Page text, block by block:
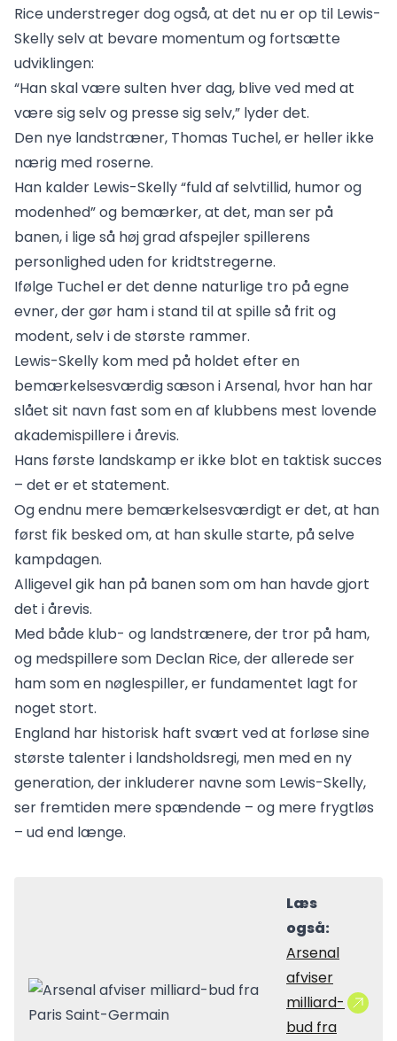
Rice understreger dog også, at det nu er op til Lewis-
Skelly selv at bevare momentum og fortsætte
udviklingen:
“Han skal være sulten hver dag, blive ved med at
være sig selv og presse sig selv,” lyder det.
Den nye landstræner, Thomas Tuchel, er heller ikke
nærig med roserne.
Han kalder Lewis-Skelly “fuld af selvtillid, humor og
modenhed” og bemærker, at det, man ser på
banen, i lige så høj grad afspejler spillerens
personlighed uden for kridtstregerne.
Ifølge Tuchel er det denne naturlige tro på egne
evner, der gør ham i stand til at spille så frit og
modent, selv i de største rammer.
Lewis-Skelly kom med på holdet efter en
bemærkelsesværdig sæson i Arsenal, hvor han har
slået sit navn fast som en af klubbens mest lovende
akademispillere i årevis.
Hans første landskamp er ikke blot en taktisk succes
– det er et statement.
Og endnu mere bemærkelsesværdigt er det, at han
først fik besked om, at han skulle starte, på selve
kampdagen.
Alligevel gik han på banen som om han havde gjort
det i årevis.
Med både klub- og landstrænere, der tror på ham,
og medspillere som Declan Rice, der allerede ser
ham som en nøglespiller, er fundamentet lagt for
noget stort.
England har historisk haft svært ved at forløse sine
største talenter i landsholdsregi, men med en ny
generation, der inkluderer navne som Lewis-Skelly,
ser fremtiden mere spændende – og mere frygtløs
– ud end længe.
Læs
også:
Arsenal
afviser
milliard-
bud fra